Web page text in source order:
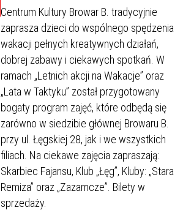
Centrum Kultury Browar B. tradycyjnie
zaprasza dzieci do wspólnego spędzenia
wakacji pełnych kreatywnych działań,
dobrej zabawy i ciekawych spotkań. W
ramach „Letnich akcji na Wakacje” oraz
„Lata w Taktyku” został przygotowany
bogaty program zajęć, które odbędą się
zarówno w siedzibie głównej Browaru B.
przy ul. Łęgskiej 28, jak i we wszystkich
filiach. Na ciekawe zajęcia zapraszają:
Skarbiec Fajansu, Klub „Łęg”, Kluby: „Stara
Remiza” oraz „Zazamcze”. Bilety w
sprzedaży.